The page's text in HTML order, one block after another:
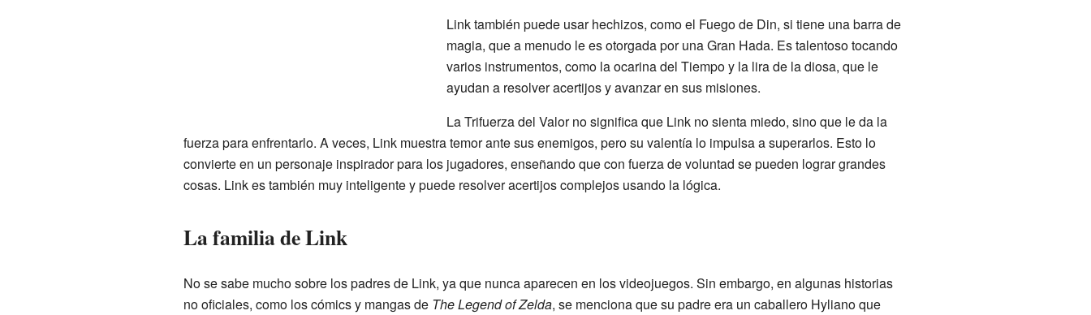
Link también puede usar hechizos, como el Fuego de Din, si tiene una barra de
magia, que a menudo le es otorgada por una Gran Hada. Es talentoso tocando
varios instrumentos, como la ocarina del Tiempo y la lira de la diosa, que le
ayudan a resolver acertijos y avanzar en sus misiones.
La Trifuerza del Valor no significa que Link no sienta miedo, sino que le da la
fuerza para enfrentarlo. A veces, Link muestra temor ante sus enemigos, pero su valentía lo impulsa a superarlos. Esto lo
convierte en un personaje inspirador para los jugadores, enseñando que con fuerza de voluntad se pueden lograr grandes
cosas. Link es también muy inteligente y puede resolver acertijos complejos usando la lógica.
La familia de Link
No se sabe mucho sobre los padres de Link, ya que nunca aparecen en los videojuegos. Sin embargo, en algunas historias
no oficiales, como los cómics y mangas de The Legend of Zelda, se menciona que su padre era un caballero Hyliano que